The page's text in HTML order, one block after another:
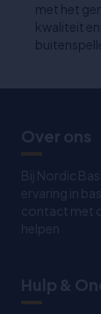
met het
kwaliteit en
Over ons
Bij Nordic
ervaring in
contact met
helpen
Hulp &